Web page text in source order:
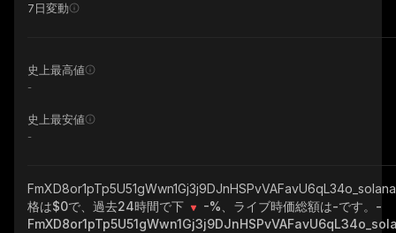
7日変動
史上最高値
-
史上最安値
-
格は$0で、過去24時間で下
-% 、ライブ時価総額は-です。 -